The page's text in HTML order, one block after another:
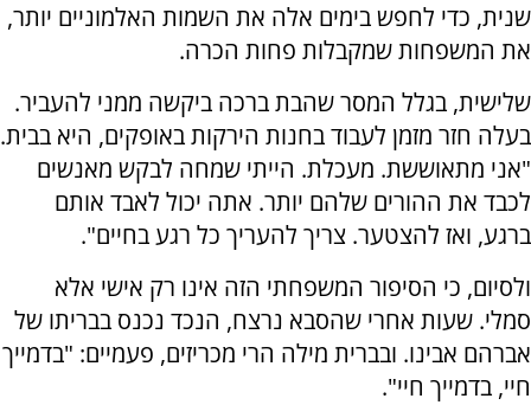
שנית, כדי לחפש בימים אלה את השמות האלמוניים יותר,
את המשפחות שמקבלות פחות הכרה.
שלישית, בגלל המסר שהבת ברכה ביקשה ממני להעביר.
בעלה חזר מזמן לעבוד בחנות הירקות באופקים, היא בבית.
"אני מתאוששת. מעכלת. הייתי שמחה לבקש מאנשים
לכבד את ההורים שלהם יותר. אתה יכול לאבד אותם
ברגע, ואז להצטער. צריך להעריך כל רגע בחיים".
ולסיום, כי הסיפור המשפחתי הזה אינו רק אישי אלא
סמלי. שעות אחרי שהסבא נרצח, הנכד נכנס בבריתו של
אברהם אבינו. ובברית מילה הרי מכריזים, פעמיים: "בדמייך
חיי, בדמייך חיי".